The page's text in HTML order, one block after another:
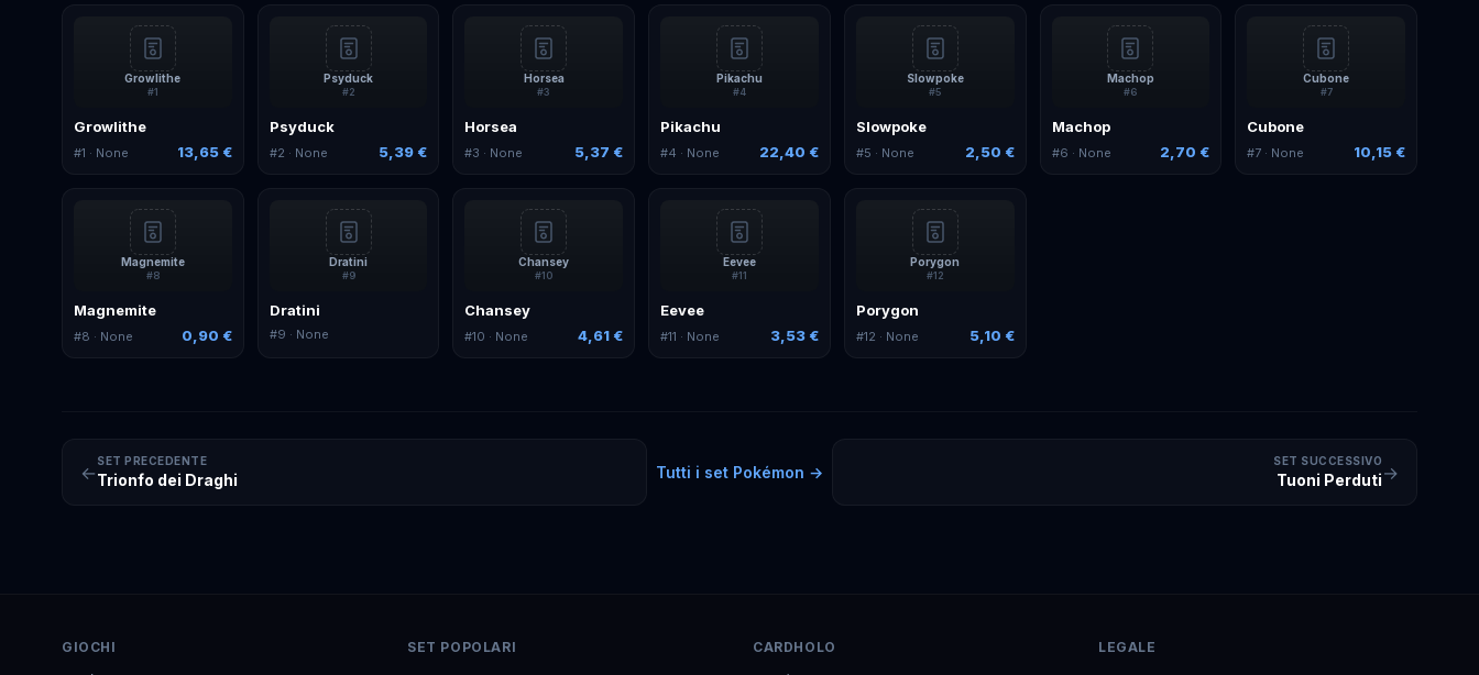
Growlithe
#1
Growlithe
#1 · None 13,65 €
Psyduck
#2
Psyduck
#2 · None 5,39 €
Horsea
#3
Horsea
#3 · None 5,37 €
Pikachu
#4
Pikachu
#4 · None 22,40 €
Slowpoke
#5
Slowpoke
#5 · None 2,50 €
Machop
#6
Machop
#6 · None 2,70 €
Cubone
#7
Cubone
#7 · None 10,15 €
Magnemite
#8
Magnemite
#8 · None 0,90 €
Dratini
#9
Dratini
#9 · None
Chansey
#10
Chansey
#10 · None 4,61 €
Eevee
#11
Eevee
#11 · None 3,53 €
Porygon
#12
Porygon
#12 · None 5,10 €
←
SET PRECEDENTE
Trionfo dei Draghi Tutti i set Pokémon →
SET SUCCESSIVO
Tuoni Perduti→
GIOCHI SET POPOLARI CARDHOLO LEGALE